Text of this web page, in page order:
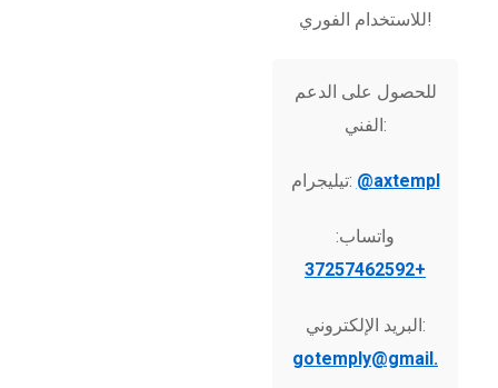
للاستخدام الفوري!
للحصول على الدعم
الفني:
تيليجرام: @axtempl
واتساب:
+37257462592
البريد الإلكتروني:
gotemply@gmail.